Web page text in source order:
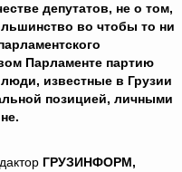
депутатов, не о том,
во чтобы то ни
Парламенте партию
известные в Грузии
позицией, личными
ГРУЗИНФОРМ,